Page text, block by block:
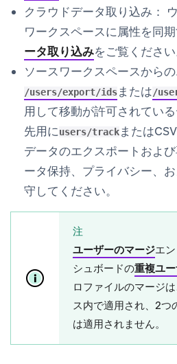
クラウドデータ取り込み：
ワークスペースに属性を同期
ータ取り込みをご覧ください
ソースワークスペースから
/users/export/idsまたは/
用して移動が許可されてい
先用にusers/trackまたは
データのエクスポートおよ
ータ保持、プライバシー、
守してください。
注
ユーザーのマージエ
シュボードの重複ユ
ロファイルのマージ
ス内で適用され、2つ
は適用されません。